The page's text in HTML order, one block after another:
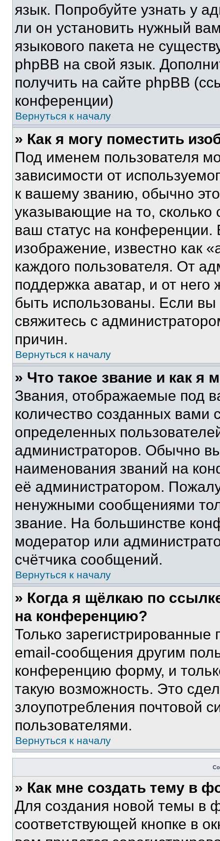
язык. Попробуйте узнать у
ли он установить нужный
языкового пакета не
phpBB на свой язык.
получить на сайте phpBB
конференции)
Вернуться к началу
» Как я могу поместить
Под именем пользователя
зависимости от
к вашему званию, обычно это
указывающие на то,
ваш статус на
изображение, известно как
каждого пользователя. От
поддержка аватар, и от него
быть использованы. Если
свяжитесь с
причин.
Вернуться к началу
» Что такое звание и как я
Звания, отображаемые под
количество созданных
определенных
администраторов. Обычно
наименования званий на
её администратором.
ненужными сообщениями
звание. На большинстве
модератор или
счётчика сообщений.
Вернуться к началу
» Когда я щёлкаю по
на конференцию?
Только зарегистрированные
email-сообщения другим
конференцию форму, и
такую возможность. Это
злоупотребления почтовой
пользователями.
Вернуться к началу
» Как мне создать тему в
Для создания новой темы в
соответствующей кнопке в